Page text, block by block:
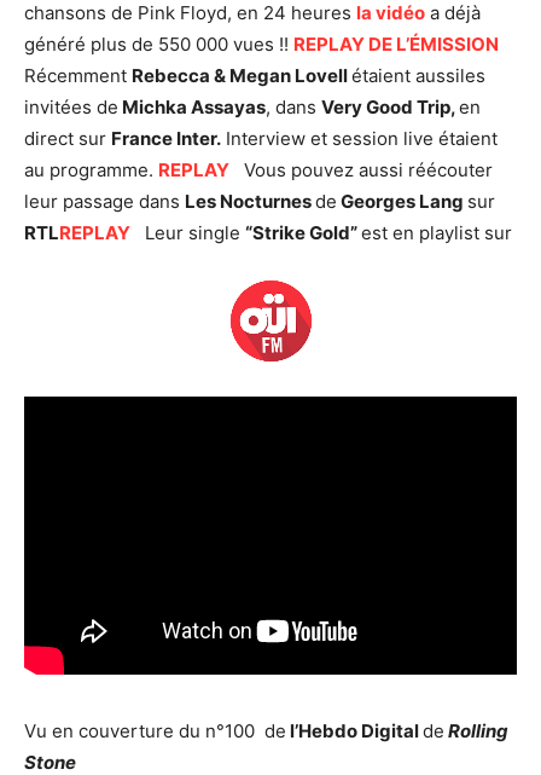
chansons de Pink Floyd, en 24 heures la vidéo a déjà
généré plus de 550 000 vues !! REPLAY DE L’ÉMISSION
Récemment Rebecca & Megan Lovellétaient aussiles
invitées de Michka Assayas, dans Very Good Trip,en
direct sur France Inter. Interview et session live étaient
au programme. REPLAY Vous pouvez aussi réécouter
leur passage dans Les Nocturnesde Georges Lang sur
RTLREPLAY Leur single “Strike Gold”est en playlist sur
Vu en couverture du n°100 de l’Hebdo Digitalde Rolling
Stone